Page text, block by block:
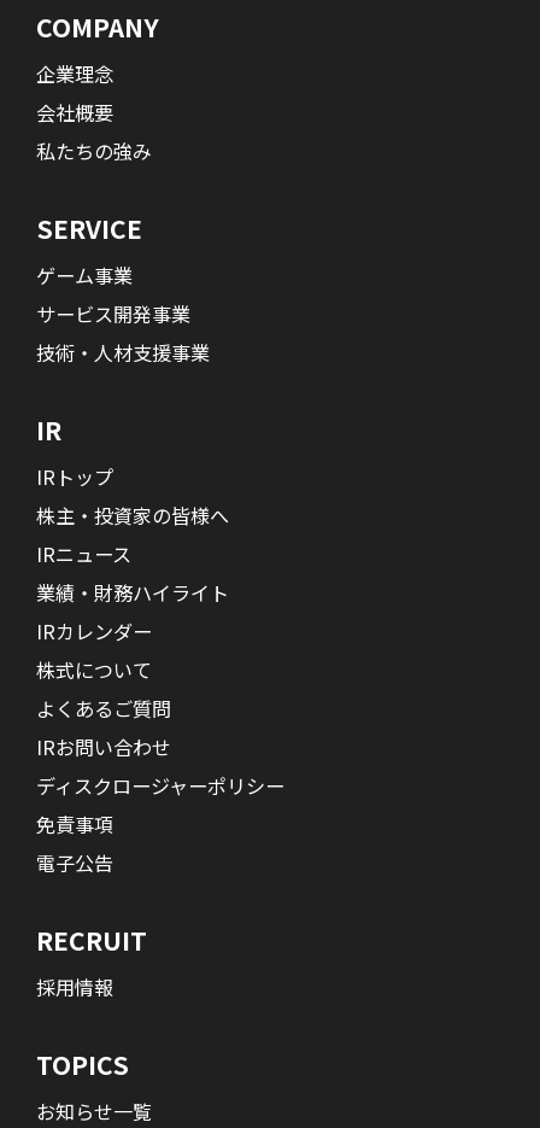
COMPANY
企業理念
会社概要
私たちの強み
SERVICE
ゲーム事業
サービス開発事業
技術・人材支援事業
IR
IRトップ
株主・投資家の皆様へ
IRニュース
業績・財務ハイライト
IRカレンダー
株式について
よくあるご質問
IRお問い合わせ
ディスクロージャーポリシー
免責事項
電子公告
RECRUIT
採用情報
TOPICS
お知らせ一覧